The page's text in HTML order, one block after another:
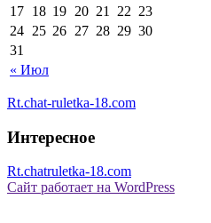
« Июл
17 18 19 20 21 22 23
24 25 26 27 28 29 30
31
Rt.chat-ruletka-18.com
Интересное
Rt.chatruletka-18.com
Сайт работает на WordPress